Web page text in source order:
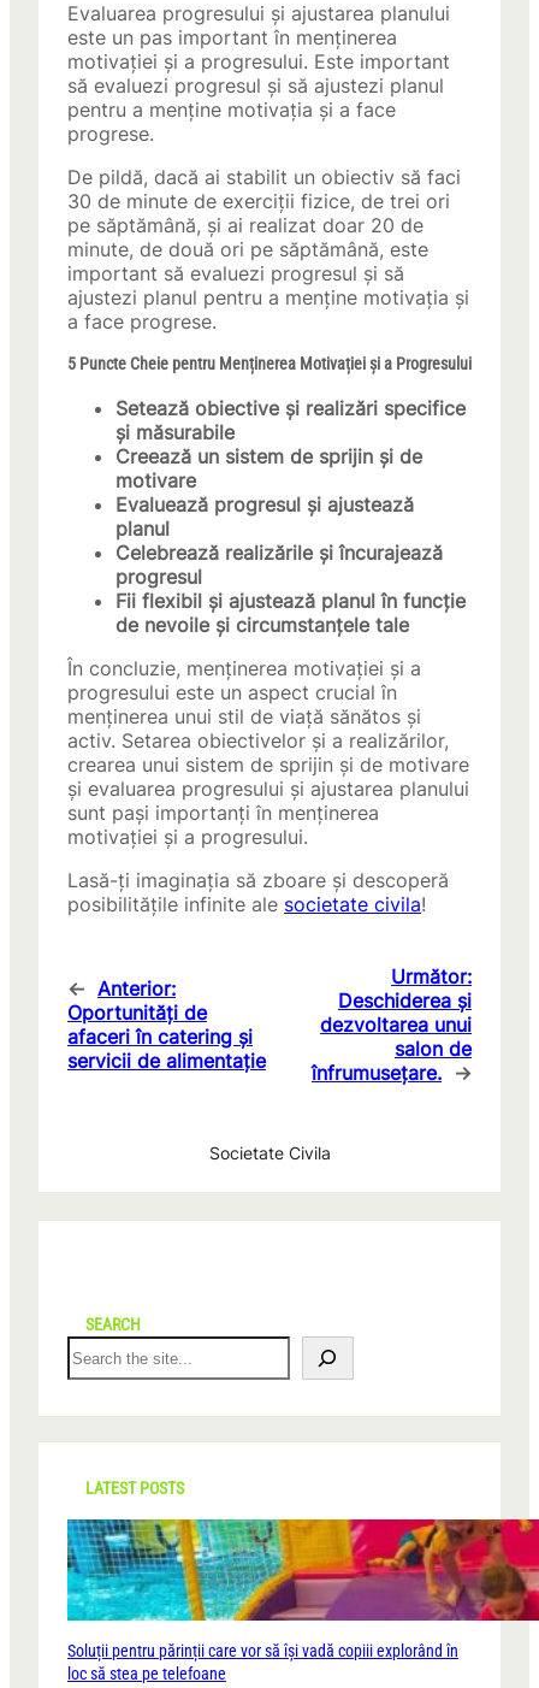
Evaluarea progresului și ajustarea planului
este un pas important în menținerea
motivației și a progresului. Este important
să evaluezi progresul și să ajustezi planul
pentru a menține motivația și a face
progrese.
De pildă, dacă ai stabilit un obiectiv să faci
30 de minute de exerciții fizice, de trei ori
pe săptămână, și ai realizat doar 20 de
minute, de două ori pe săptămână, este
important să evaluezi progresul și să
ajustezi planul pentru a menține motivația și
a face progrese.
5 Puncte Cheie pentru Menținerea Motivației și a Progresului
Setează obiective și realizări specifice
și măsurabile
Creează un sistem de sprijin și de
motivare
Evaluează progresul și ajustează
planul
Celebrează realizările și încurajează
progresul
Fii flexibil și ajustează planul în funcție
de nevoile și circumstanțele tale
În concluzie, menținerea motivației și a
progresului este un aspect crucial în
menținerea unui stil de viață sănătos și
activ. Setarea obiectivelor și a realizărilor,
crearea unui sistem de sprijin și de motivare
și evaluarea progresului și ajustarea planului
sunt pași importanți în menținerea
motivației și a progresului.
Lasă-ți imaginația să zboare și descoperă
posibilitățile infinite ale societate civila!
← Anterior:
Oportunități de
afaceri în catering și
servicii de alimentație
Următor:
Deschiderea și
dezvoltarea unui
salon de
înfrumusețare. →
Societate Civila
SEARCH
S
e
r
c
LATEST POSTS
Soluții pentru părinții care vor să își vadă copiii explorând în
loc să stea pe telefoane